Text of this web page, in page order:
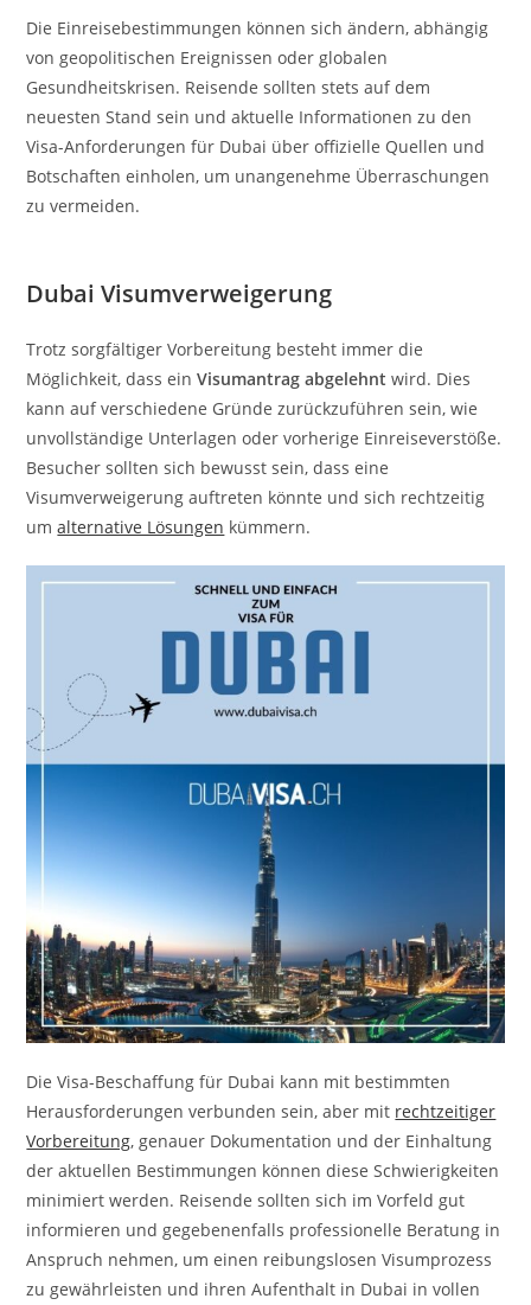
Die Einreisebestimmungen können sich ändern, abhängig
von geopolitischen Ereignissen oder globalen
Gesundheitskrisen. Reisende sollten stets auf dem
neuesten Stand sein und aktuelle Informationen zu den
Visa-Anforderungen für Dubai über offizielle Quellen und
Botschaften einholen, um unangenehme Überraschungen
zu vermeiden.
Dubai Visumverweigerung
Trotz sorgfältiger Vorbereitung besteht immer die
Möglichkeit, dass einVisumantrag abgelehnt wird. Dies
kann auf verschiedene Gründe zurückzuführen sein, wie
unvollständige Unterlagen oder vorherige Einreiseverstöße.
Besucher sollten sich bewusst sein, dass eine
Visumverweigerung auftreten könnte und sich rechtzeitig
umalternative Lösungen kümmern.
Die Visa-Beschaffung für Dubai kann mit bestimmten
Herausforderungen verbunden sein, aber mit rechtzeitiger
Vorbereitung, genauer Dokumentation und der Einhaltung
der aktuellen Bestimmungen können diese Schwierigkeiten
minimiert werden. Reisende sollten sich im Vorfeld gut
informieren und gegebenenfalls professionelle Beratung in
Anspruch nehmen, um einen reibungslosen Visumprozess
zu gewährleisten und ihren Aufenthalt in Dubai in vollen